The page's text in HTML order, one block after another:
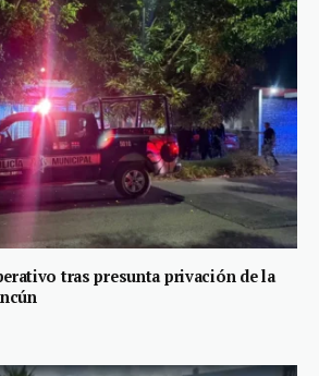
tras presunta privación de la